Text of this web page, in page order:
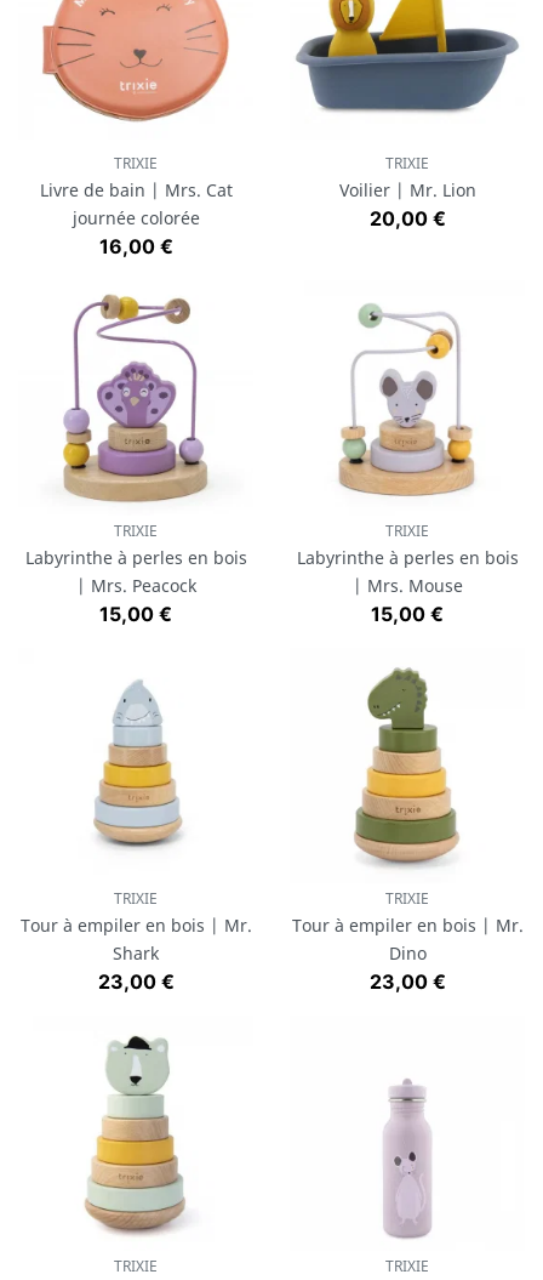
TRIXIE
Livre de bain | Mrs. Cat
journée colorée
Prix
16,00 €
TRIXIE
Voilier | Mr. Lion
Prix
20,00 €
TRIXIE
Labyrinthe à perles en bois
| Mrs. Peacock
Prix
15,00 €
TRIXIE
Labyrinthe à perles en bois
| Mrs. Mouse
Prix
15,00 €
TRIXIE
Tour à empiler en bois | Mr.
Shark
Prix
23,00 €
TRIXIE
Tour à empiler en bois | Mr.
Dino
Prix
23,00 €
TRIXIE TRIXIE